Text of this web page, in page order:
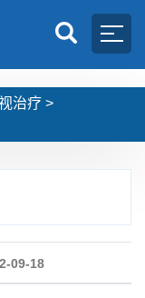
治疗 >
09-18